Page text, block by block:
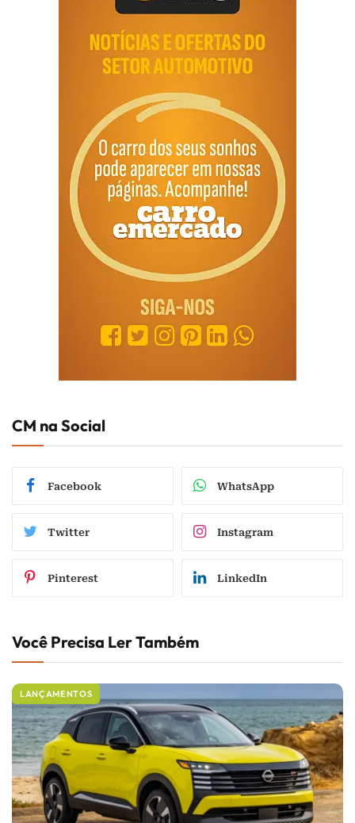
CM na Social
Facebook WhatsApp
Twitter Instagram
Pinterest LinkedIn
Você Precisa Ler Também
LANÇAMENTOS